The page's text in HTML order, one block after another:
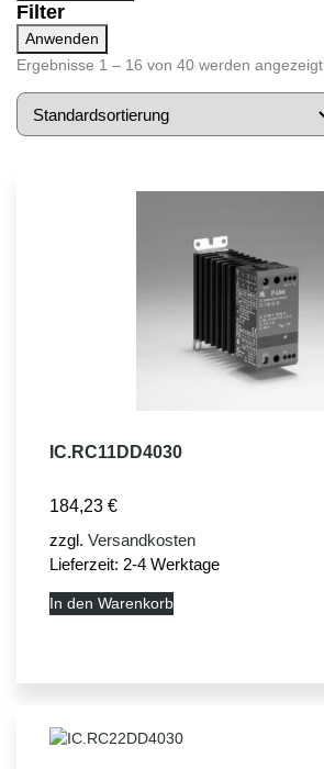
Filter
Anwenden
Ergebnisse 1 – 16 von 40 werden angezeigt
IC.RC11DD4030
184,23 €
zzgl. Versandkosten
Lieferzeit: 2-4 Werktage
In den Warenkorb